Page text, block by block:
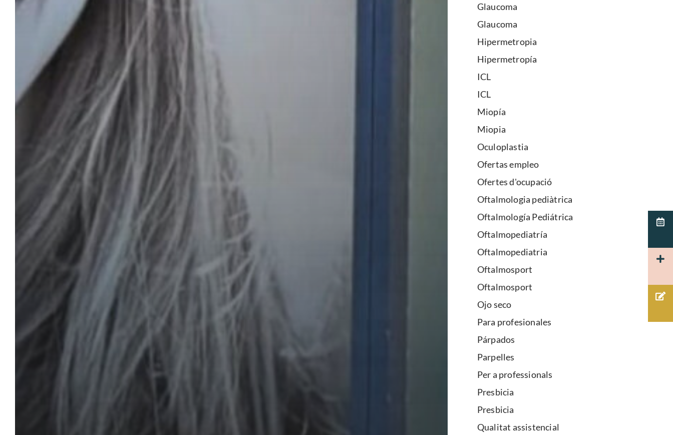
Glaucoma
Glaucoma
Hipermetropia
Hipermetropía
ICL
ICL
Miopía
Miopia
Oculoplastia
Ofertas empleo
Ofertes d'ocupació
Oftalmologia pediàtrica
Oftalmología Pediátrica
Oftalmopediatría
Oftalmopediatria
Oftalmosport
Oftalmosport
Ojo seco
Para profesionales
Párpados
Parpelles
Per a professionals
Presbicia
Presbicia
Qualitat assistencial